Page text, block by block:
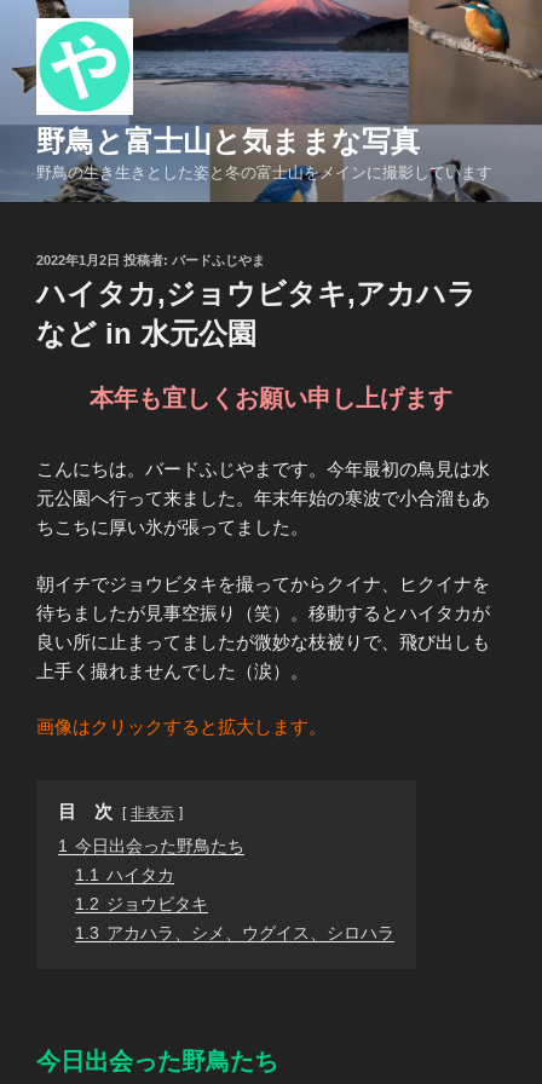
テ
ツ
野鳥と富士山と気ままな写真
野鳥の生き生きとした姿と冬の富士山をメインに撮影しています
投
日:
2022年1月2日 投稿者: バードふじやま
ハイタカ,ジョウビタキ,アカハラ
など in 水元公園
本年も宜しくお願い申し上げます
こんにちは。バードふじやまです。今年最初の鳥見は水
元公園へ行って来ました。年末年始の寒波で小合溜もあ
ちこちに厚い氷が張ってました。
朝イチでジョウビタキを撮ってからクイナ、ヒクイナを
待ちましたが見事空振り（笑）。移動するとハイタカが
良い所に止まってましたが微妙な枝被りで、飛び出しも
上手く撮れませんでした（涙）。
画像はクリックすると拡大します。
目 次 非表示
1 今日出会った野鳥たち
1.1 ハイタカ
1.2 ジョウビタキ
1.3 アカハラ、シメ、ウグイス、シロハラ
今日出会った野鳥たち